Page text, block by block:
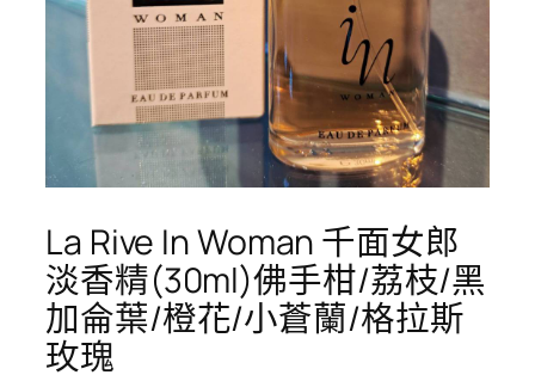
La Rive In Woman 千面女郎
淡香精(30ml)佛手柑/荔枝/黑
加侖葉/橙花/小蒼蘭/格拉斯
玫瑰